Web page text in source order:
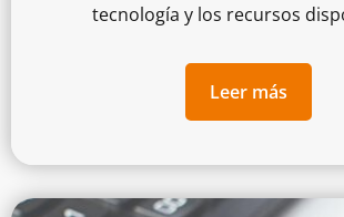
tecnología y los recursos
Leer más